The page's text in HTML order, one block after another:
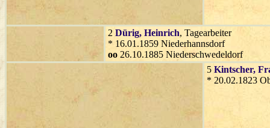
2 Dürig, Heinrich, Tagearbeiter
* 16.01.1859 Niederhannsdorf
oo 26.10.1885 Niederschwedeldorf
5 Kintscher,
* 20.02.1823